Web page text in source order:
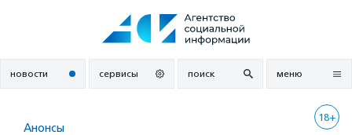
новости сервисы поиск меню
18+
Анонсы